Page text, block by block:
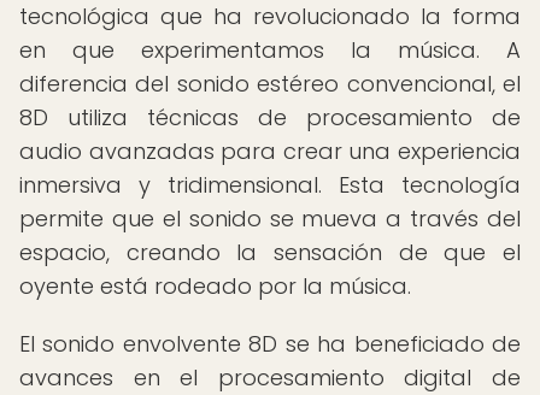
tecnológica que ha revolucionado la forma
en que experimentamos la música. A
diferencia del sonido estéreo convencional, el
8D utiliza técnicas de procesamiento de
audio avanzadas para crear una experiencia
inmersiva y tridimensional. Esta tecnología
permite que el sonido se mueva a través del
espacio, creando la sensación de que el
oyente está rodeado por la música.
El sonido envolvente 8D se ha beneficiado de
avances en el procesamiento digital de